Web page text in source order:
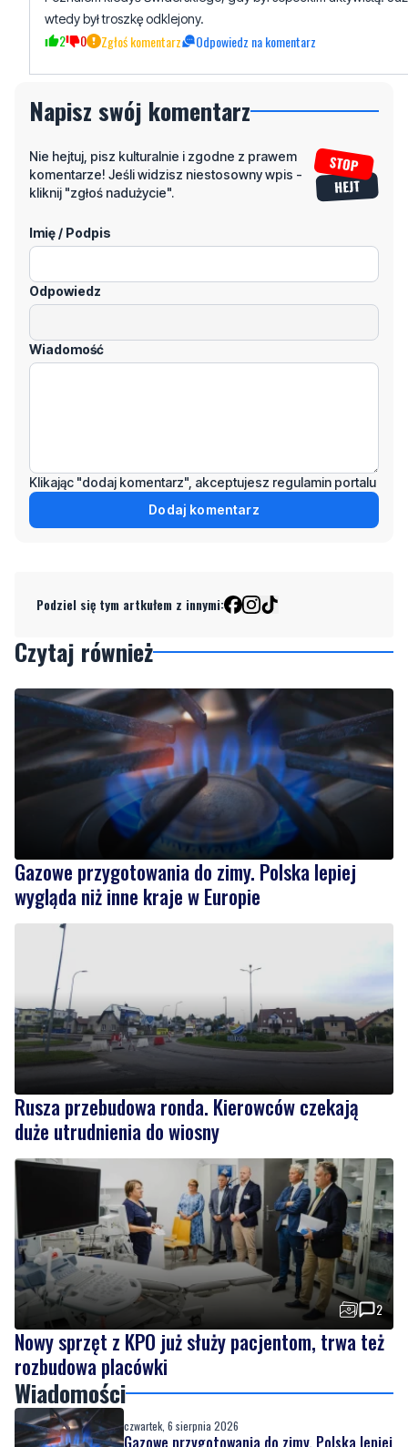
Napisz swój komentarz
komentarze! Jeśli widzisz niestosowny wpis -
kliknij "zgłoś nadużycie".
Imię / Podpis
Odpowiedz
Wiadomość
Gazowe przygotowania do zimy. Polska lepiej
wygląda niż inne kraje w Europie
Rusza przebudowa ronda. Kierowców czekają
duże utrudnienia do wiosny
2
Nowy sprzęt z KPO już służy pacjentom, trwa też
rozbudowa placówki
Wiadomości
czwartek, 6 sierpnia 2026
Gazowe przygotowania do zimy. Polska lepiej
wygląda niż inne kraje w Europie